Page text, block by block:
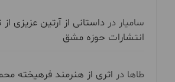
سامیار در داستانی از آرتین عزیزی
انتشارات حوزه مشق
طاها در اثری از هنرمند فرهیخته